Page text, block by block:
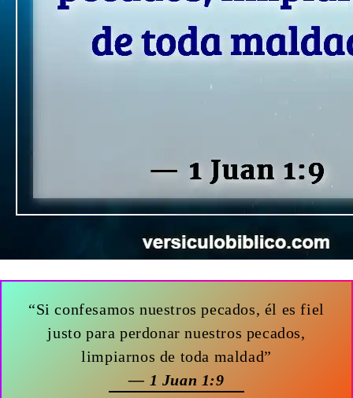
“Si confesamos nuestros pecados, él es fiel
justo para perdonar nuestros pecados,
limpiarnos de toda maldad”
— 1 Juan 1:9